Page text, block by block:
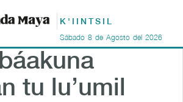
K'IINTSIL
Sábado 8 de Agosto del 2026
tu lu’umil